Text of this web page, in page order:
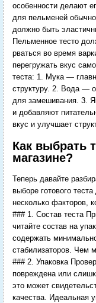
особенности делают
для пельменей
должно быть
Пельменное тесто
рваться во время
перегружать вкус
теста: 1. Мука —
структуру. 2. Вода —
для замешивания. 3.
и добавляют
вкус и улучшает
Как выбрать
магазине?
Теперь давайте
выборе готового
несколько факторов,
### 1. Состав теста
читайте состав на
содержать
стабилизаторов. Чем
### 2. Упаковка
повреждена или
это может
качества. Идеальная